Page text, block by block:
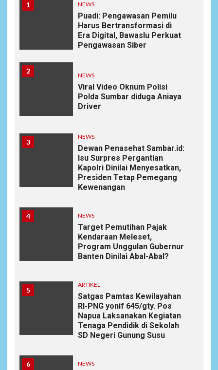
1 NEWS
Puadi: Pengawasan Pemilu
Harus Bertransformasi di
Era Digital, Bawaslu Perkuat
Pengawasan Siber
2
NEWS
Viral Video Oknum Polisi
Polda Sumbar diduga Aniaya
Driver
3
NEWS
Dewan Penasehat Sambar.id:
Isu Surpres Pergantian
Kapolri Dinilai Menyesatkan,
Presiden Tetap Pemegang
Kewenangan
4 NEWS
Target Pemutihan Pajak
Kendaraan Meleset,
Program Unggulan Gubernur
Banten Dinilai Abal-Abal?
5
ARTIKEL
Satgas Pamtas Kewilayahan
RI-PNG yonif 645/gty. Pos
Napua Laksanakan Kegiatan
Tenaga Pendidik di Sekolah
SD Negeri Gunung Susu
6 NEWS